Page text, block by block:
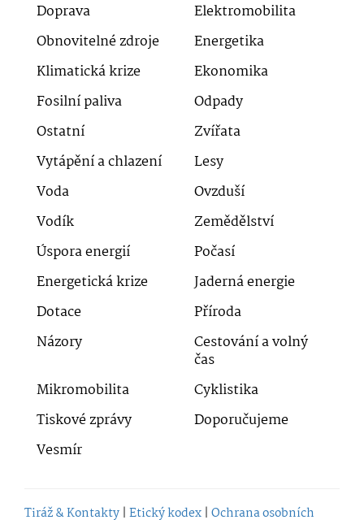
Doprava
Elektromobilita
Obnovitelné zdroje
Energetika
Klimatická krize
Ekonomika
Fosilní paliva
Odpady
Ostatní
Zvířata
Vytápění a chlazení
Lesy
Voda
Ovzduší
Vodík
Zemědělství
Úspora energií
Počasí
Energetická krize
Jaderná energie
Dotace
Příroda
Názory
Cestování a volný
čas
Mikromobilita
Cyklistika
Tiskové zprávy
Doporučujeme
Vesmír
Tiráž & Kontakty | Etický kodex | Ochrana osobních